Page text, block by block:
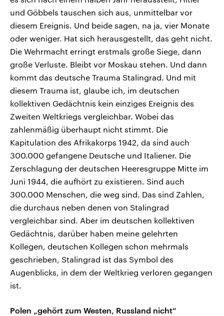
und Göbbels tauschen sich aus, unmittelbar vor
diesem Ereignis. Und beide sagen, na ja, vier Monate
oder weniger. Hat sich herausgestellt, das geht nicht.
Die Wehrmacht erringt erstmals große Siege, dann
große Verluste. Bleibt vor Moskau stehen. Und dann
kommt das deutsche Trauma Stalingrad. Und mit
diesem Trauma ist, glaube ich, im deutschen
kollektiven Gedächtnis kein einziges Ereignis des
Zweiten Weltkriegs vergleichbar. Wobei das
zahlenmäßig überhaupt nicht stimmt. Die
Kapitulation des Afrikakorps 1942, da sind auch
300.000 gefangene Deutsche und Italiener. Die
Zerschlagung der deutschen Heeresgruppe Mitte im
Juni 1944, die aufhört zu existieren. Sind auch
300.000 Menschen, die weg sind. Das sind Zahlen,
die durchaus neben denen von Stalingrad
vergleichbar sind. Aber im deutschen kollektiven
Gedächtnis, darüber haben meine gelehrten
Kollegen, deutschen Kollegen schon mehrmals
geschrieben, Stalingrad ist das Symbol des
Augenblicks, in dem der Weltkrieg verloren gegangen
ist.
Polen „gehört zum Westen, Russland nicht“